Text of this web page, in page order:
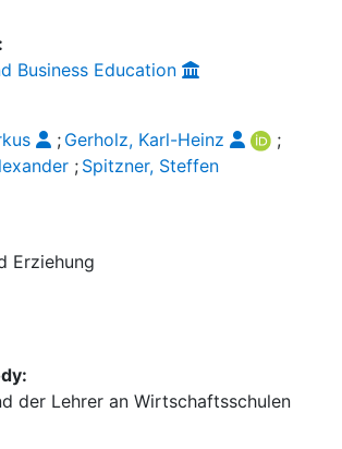
Business Education
; Gerholz, Karl-Heinz
;
; Spitzner, Steffen
Erziehung
der Lehrer an Wirtschaftsschulen